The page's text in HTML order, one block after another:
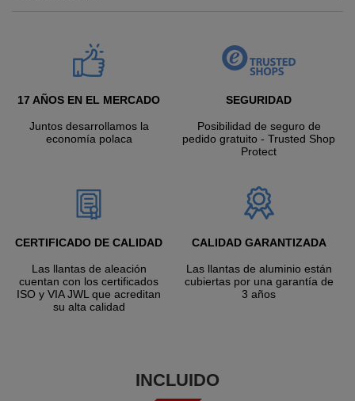
17 AÑOS EN EL MERCADO
Juntos desarrollamos la
economía polaca
SEGURIDAD
Posibilidad de seguro de
pedido gratuito - Trusted Shop
Protect
CERTIFICADO DE CALIDAD
Las llantas de aleación
cuentan con los certificados
ISO y VIA JWL que acreditan
su alta calidad
CALIDAD GARANTIZADA
Las llantas de aluminio están
cubiertas por una garantía de
3 años
INCLUIDO